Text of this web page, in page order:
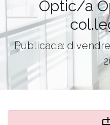
Òptic/a
Publicada: